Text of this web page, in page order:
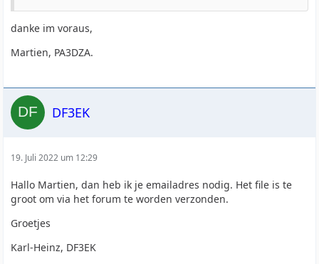
danke im voraus,
Martien, PA3DZA.
DF3EK
19. Juli 2022 um 12:29
Hallo Martien, dan heb ik je emailadres nodig. Het file is te
groot om via het forum te worden verzonden.
Groetjes
Karl-Heinz, DF3EK